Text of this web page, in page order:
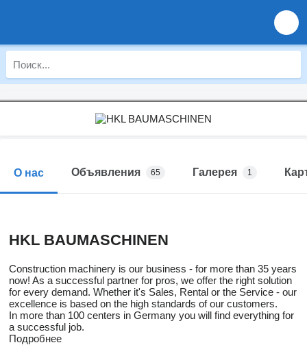
О нас Объявления 65 Галерея 1
HKL BAUMASCHINEN
Construction machinery is our business - for more than 35 years
now! As a successful partner for pros, we offer the right solution
for every demand. Whether it's Sales, Rental or the Service - our
excellence is based on the high standards of our customers.
In more than 100 centers in Germany you will find everything for
a successful job.
Подробнее